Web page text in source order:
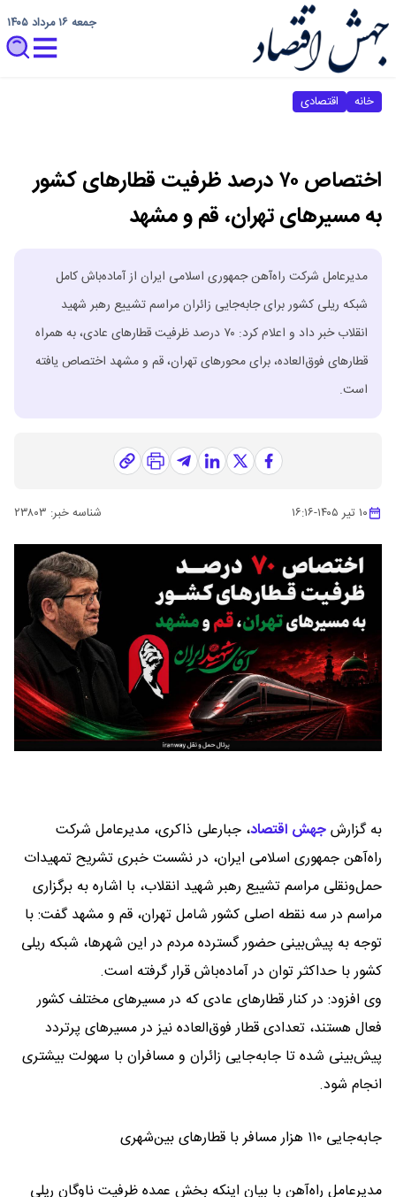
جمعه ۱۶ مرداد ۱۴۰۵
خانه اقتصادی
اختصاص ۷۰ درصد ظرفیت قطارهای کشور
به مسیرهای تهران، قم و مشهد
مدیرعامل شرکت راه‌آهن جمهوری اسلامی ایران از آماده‌باش کامل
شبکه ریلی کشور برای جابه‌جایی زائران مراسم تشییع رهبر شهید
انقلاب خبر داد و اعلام کرد: ۷۰ درصد ظرفیت قطارهای عادی، به همراه
قطارهای فوق‌العاده، برای محورهای تهران، قم و مشهد اختصاص یافته
است.
۱۰ تیر ۱۴۰۵ -۱۶:۱۶ شناسه خبر: ۲۳۸۰۳
به گزارشجهش اقتصاد، جبارعلی ذاکری، مدیرعامل شرکت
راه‌آهن جمهوری اسلامی ایران، در نشست خبری تشریح تمهیدات
حمل‌ونقلی مراسم تشییع رهبر شهید انقلاب، با اشاره به برگزاری
مراسم در سه نقطه اصلی کشور شامل تهران، قم و مشهد گفت: با
توجه به پیش‌بینی حضور گسترده مردم در این شهرها، شبکه ریلی
کشور با حداکثر توان در آماده‌باش قرار گرفته است.
وی افزود: در کنار قطارهای عادی که در مسیرهای مختلف کشور
فعال هستند، تعدادی قطار فوق‌العاده نیز در مسیرهای پرتردد
پیش‌بینی شده تا جابه‌جایی زائران و مسافران با سهولت بیشتری
انجام شود.
جابه‌جایی ۱۱۰ هزار مسافر با قطارهای بین‌شهری
مدیرعامل راه‌آهن با بیان اینکه بخش عمده ظرفیت ناوگان ریلی